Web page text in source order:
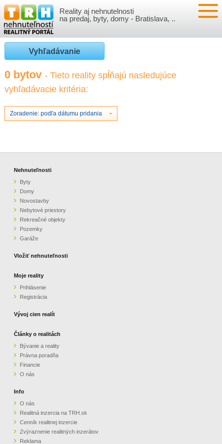
Reality aj nehnutelnosti
na predaj, byty, domy - Bratislava, ..
NEHNUTEĽNOSTI
BYTY
NOVOSTAVBY
NEBYTOVÉ PRIESTORY
GARÁŽE
VLOŽIŤ NEHNUTEĽNOSTI
PRIHLÁSENIE
REGISTRÁCIA
VÝVOJ CIEN REALÍT
ČLÁNKY O REALITÁCH
O NÁS
CENNÍK REALITNEJ INZERCIE
ZVÝRAZNENIE REALITNÝCH INZERÁTOV
PARTNERI
OBCHODNÉ PODMIENKY
KONTAKT
Vyhľadávanie
0 bytov - Tieto reality spĺňajú nasledujúce
vyhľadávacie kritéria:
Zoradenie: podľa dátumu pridania
Nehnuteľnosti
Byty
Domy
Novostavby
Nebytové priestory
Rekreačné objekty
Pozemky
Garáže
Vložiť nehnuteľnosti
Moje reality
Prihlásenie
Registrácia
Vývoj cien realít
Články o realitách
Bývanie a reality
Právna poradňa
Financie
O nás
Info
O nás
Realitná inzercia na TRH.sk
Cenník realitnej inzercie
Zvýraznenie realitných inzerátov
Reklama